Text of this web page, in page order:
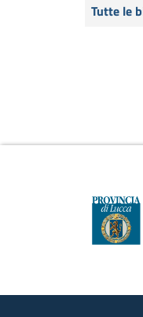
Tutte le